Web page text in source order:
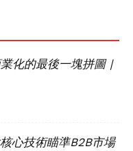
化的最後一塊拼圖 |
心技術瞄準B2B市場